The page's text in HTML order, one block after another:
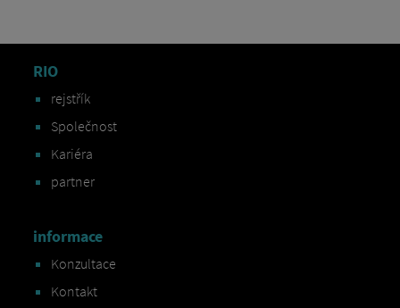
RIO
rejstřík
Společnost
Kariéra
partner
informace
Konzultace
Kontakt